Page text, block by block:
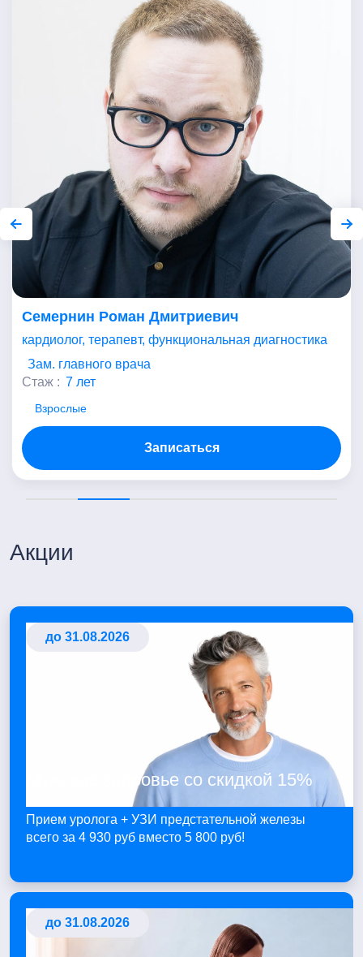
Семернин Роман Дмитриевич
кардиолог, терапевт, функциональная диагностика
Зам. главного врача
Стаж : 7 лет
Взрослые
Записаться
Акции
до 31.08.2026
Мужское здоровье со скидкой 15%
Прием уролога + УЗИ предстательной железы
всего за 4 930 руб вместо 5 800 руб!
до 31.08.2026